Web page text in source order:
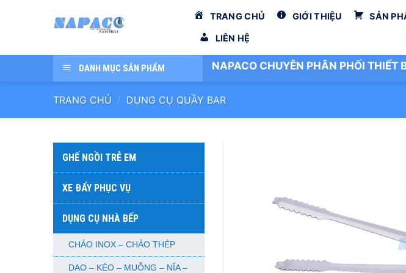
dung
TRANG CHỦ GIỚI THIỆU SẢN
LIÊN HỆ
DANH MỤC SẢN PHẨM NAPACO CHUYÊN PHÂN PHỐI
TRANG CHỦ / DỤNG CỤ QUẦY BAR
GHẾ NGỒI TRẺ EM
XE ĐẨY PHỤC VỤ
DỤNG CỤ NHÀ BẾP
CHẢO INOX – CHẢO THÉP
DAO – KÉO – MUỖNG – NĨA –